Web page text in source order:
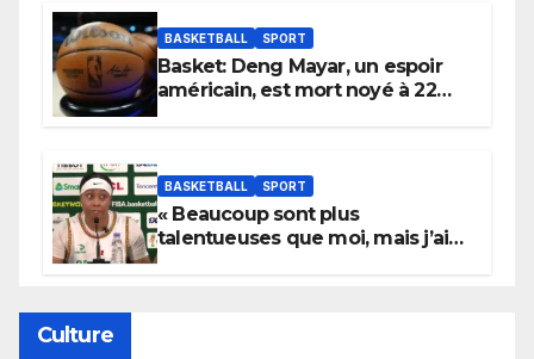
BASKETBALL SPORT
Basket: Deng Mayar, un espoir
américain, est mort noyé à 22
BASKETBALL SPORT
« Beaucoup sont plus
talentueuses que moi, mais j’ai
Culture